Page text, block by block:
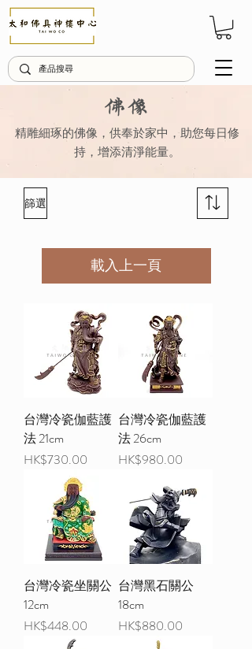
佛像
精雕細琢的佛像，供奉於家中，助您每日修
持，增添清淨能量。
篩選
載入上一頁
台灣冷瓷伽藍護
法 21cm
價格
HK$730.00
台灣冷瓷伽藍護
法 26cm
價格
HK$980.00
台灣冷瓷坐關公
12cm
價格
HK$448.00
台灣黑石關公
18cm
價格
HK$880.00